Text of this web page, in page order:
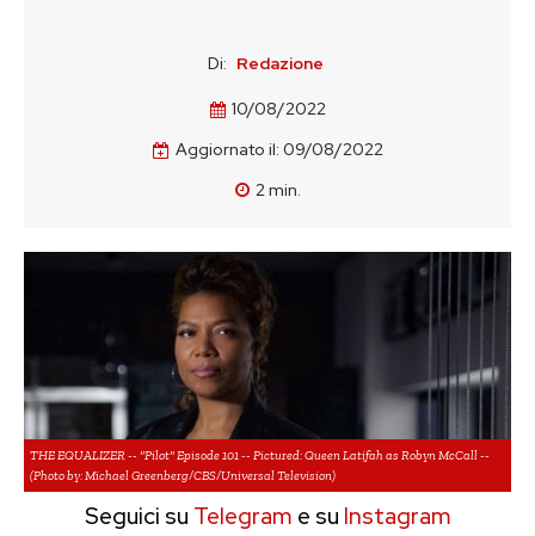
Di: Redazione
10/08/2022
Aggiornato il: 09/08/2022
2min.
THE EQUALIZER -- "Pilot" Episode 101 -- Pictured: Queen Latifah as Robyn McCall --
(Photo by: Michael Greenberg/CBS/Universal Television)
Seguici su Telegram e su Instagram